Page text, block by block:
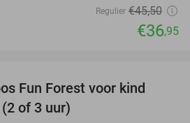
Regulier €45,50
€36,95
Fun Forest voor kind
of 3 uur)